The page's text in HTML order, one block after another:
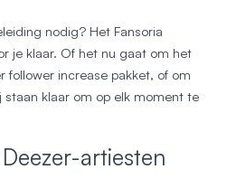
nodig? Het Fansoria
je klaar. Of het nu gaat om het
follower increase pakket, of om
klaar om op elk moment te
artiesten